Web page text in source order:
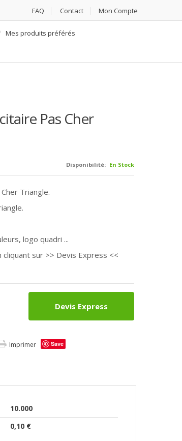
FAQ Contact Mon Compte
Mes produits préférés
Pas Cher
Disponibilité: En Stock
Triangle.
logo quadri ...
sur >> Devis Express <<
Devis Express
Imprimer Save
10.000
0,10 €